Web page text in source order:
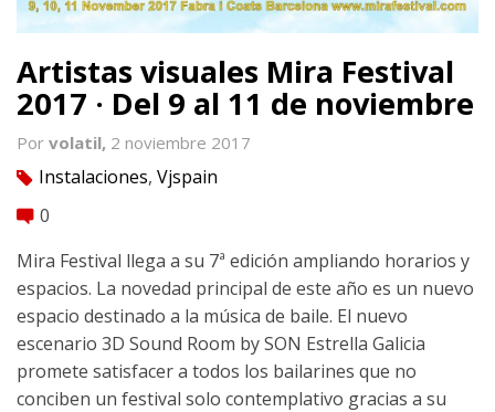
Artistas visuales Mira Festival
2017 · Del 9 al 11 de noviembre
Por volatil, 2 noviembre 2017
tag Instalaciones, Vjspain
comment 0
Mira Festival llega a su 7ª edición ampliando horarios y
espacios. La novedad principal de este año es un nuevo
espacio destinado a la música de baile. El nuevo
escenario 3D Sound Room by SON Estrella Galicia
promete satisfacer a todos los bailarines que no
conciben un festival solo contemplativo gracias a su